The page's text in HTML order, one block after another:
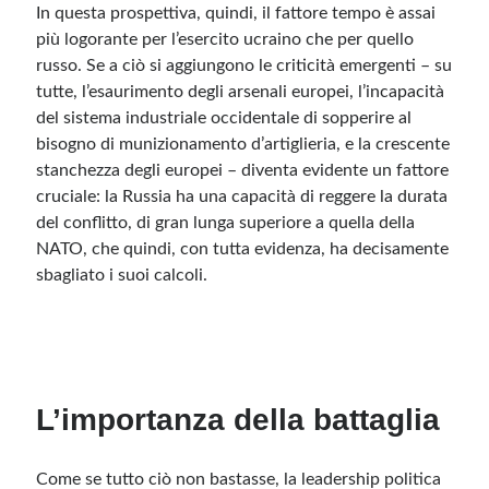
In questa prospettiva, quindi, il fattore tempo è assai
più logorante per l’esercito ucraino che per quello
russo. Se a ciò si aggiungono le criticità emergenti – su
tutte, l’esaurimento degli arsenali europei, l’incapacità
del sistema industriale occidentale di sopperire al
bisogno di munizionamento d’artiglieria, e la crescente
stanchezza degli europei – diventa evidente un fattore
cruciale: la Russia ha una capacità di reggere la durata
del conflitto, di gran lunga superiore a quella della
NATO, che quindi, con tutta evidenza, ha decisamente
sbagliato i suoi calcoli.
L’importanza della battaglia
Come se tutto ciò non bastasse, la leadership politica